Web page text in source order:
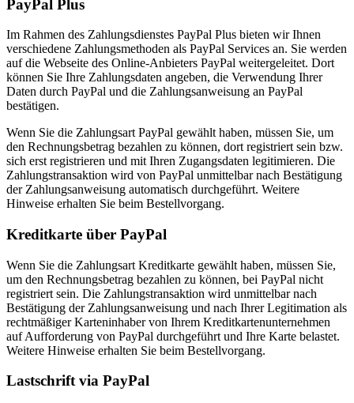
PayPal Plus
Im Rahmen des Zahlungsdienstes PayPal Plus bieten wir Ihnen
verschiedene Zahlungsmethoden als PayPal Services an. Sie werden
auf die Webseite des Online-Anbieters PayPal weitergeleitet. Dort
können Sie Ihre Zahlungsdaten angeben, die Verwendung Ihrer
Daten durch PayPal und die Zahlungsanweisung an PayPal
bestätigen.
Wenn Sie die Zahlungsart PayPal gewählt haben, müssen Sie, um
den Rechnungsbetrag bezahlen zu können, dort registriert sein bzw.
sich erst registrieren und mit Ihren Zugangsdaten legitimieren. Die
Zahlungstransaktion wird von PayPal unmittelbar nach Bestätigung
der Zahlungsanweisung automatisch durchgeführt. Weitere
Hinweise erhalten Sie beim Bestellvorgang.
Kreditkarte über PayPal
Wenn Sie die Zahlungsart Kreditkarte gewählt haben, müssen Sie,
um den Rechnungsbetrag bezahlen zu können, bei PayPal nicht
registriert sein. Die Zahlungstransaktion wird unmittelbar nach
Bestätigung der Zahlungsanweisung und nach Ihrer Legitimation als
rechtmäßiger Karteninhaber von Ihrem Kreditkartenunternehmen
auf Aufforderung von PayPal durchgeführt und Ihre Karte belastet.
Weitere Hinweise erhalten Sie beim Bestellvorgang.
Lastschrift via PayPal